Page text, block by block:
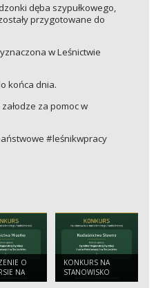
dęba szypułkowego,
przygotowane do
w Leśnictwie
końca dnia.
za pomoc w
#leśnikwpracy
O
NA
KONKURS NA
STANOWISKO
NADLEŚNICZEGO/